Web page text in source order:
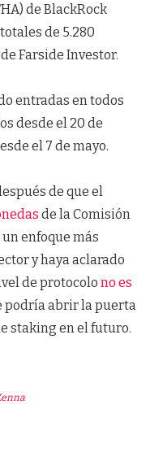
de BlackRock
de 5.280
de Farside Investor.
entradas en todos
desde el 20 de
el 7 de mayo.
de que el
de la Comisión
enfoque más
y haya aclarado
de protocolo no es
podría abrir la puerta
staking en el futuro.